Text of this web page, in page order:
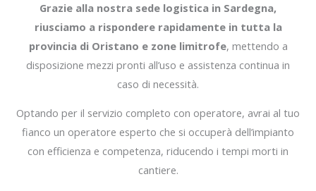
Grazie alla nostra sede logistica in Sardegna,
riusciamo a rispondere rapidamente in tutta la
provincia di Oristano e zone limitrofe, mettendo a
disposizione mezzi pronti all’uso e assistenza continua in
caso di necessità.
Optando per il servizio completo con operatore, avrai al tuo
fianco un operatore esperto che si occuperà dell’impianto
con efficienza e competenza, riducendo i tempi morti in
cantiere.